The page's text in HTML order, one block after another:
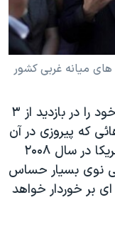
پرزیدنت اوباما سومین روز تور ۳ روزه خود را در بازدید از ۳
که پیروزی در آن
در انتخابات گذشته ریاست جمهوری آمریکا در سال ۲۰۰۸
نوی بسیار حساس
ویژه ای بر خوردار خواهد